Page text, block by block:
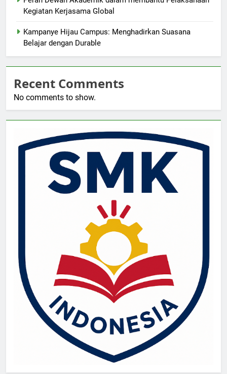
Kegiatan Kerjasama Global
Kampanye Hijau Campus: Menghadirkan Suasana
Belajar dengan Durable
Recent Comments
No comments to show.